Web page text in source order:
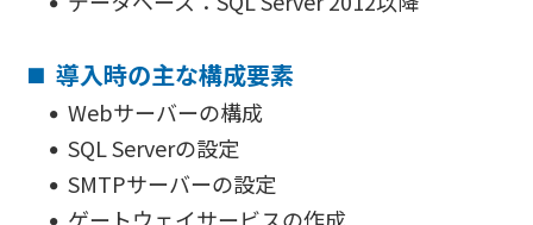
導入時の主な構成要素
Webサーバーの構成
SQL Serverの設定
SMTPサーバーの設定